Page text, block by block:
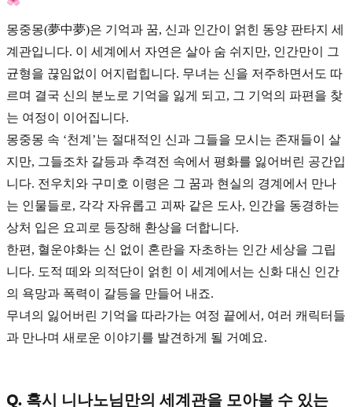
몽중몽(夢中夢)은 기억과 꿈, 신과 인간이 얽힌 동양 판타지 세
계관입니다. 이 세계에서 자연은 살아 숨 쉬지만, 인간만이 그
균형을 끊임없이 어지럽힙니다. 무녀는 신을 저주하면서도 따
르며 결국 신의 분노로 기억을 잃게 되고, 그 기억의 파편을 찾
는 여정이 이어집니다.
몽중몽 속 ‘천계’는 절대적인 신과 그들을 모시는 존재들이 살
지만, 그들조차 갈등과 추격전 속에서 평화를 잃어버린 공간입
니다. 전우치와 구미호 이령은 그 꿈과 현실의 경계에서 만나
는 인물들로, 각각 자유롭고 괴짜 같은 도사, 인간을 동경하는
상처 입은 요괴로 등장해 환상을 더합니다.
한편, 혈운야화는 신 없이 혼란을 자초하는 인간 세상을 그립
니다. 도적 떼와 의적단이 얽힌 이 세계에서는 신화 대신 인간
의 욕망과 폭력이 갈등을 만들어 내죠.
무녀의 잃어버린 기억을 따라가는 여정 끝에서, 여러 캐릭터들
과 만나며 새로운 이야기를 발견하게 될 거예요.
Q. 혹시 니나노님만의 세계관을 모아볼 수 있는